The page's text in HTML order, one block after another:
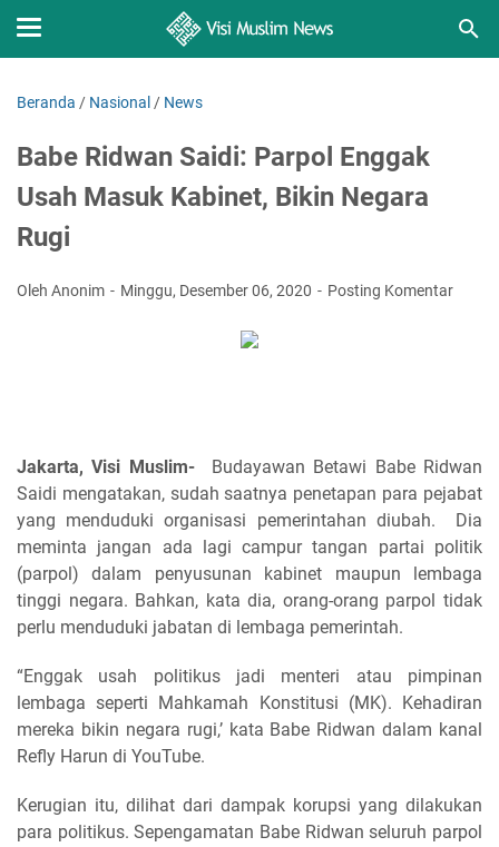
Beranda / Nasional / News
Babe Ridwan Saidi: Parpol Enggak
Usah Masuk Kabinet, Bikin Negara
Rugi
Oleh Anonim Minggu, Desember 06, 2020 Posting Komentar
Jakarta, Visi Muslim-Budayawan Betawi Babe Ridwan
Saidi mengatakan, sudah saatnya penetapan para pejabat
yang menduduki organisasi pemerintahan diubah. Dia
meminta jangan ada lagi campur tangan partai politik
(parpol) dalam penyusunan kabinet maupun lembaga
tinggi negara. Bahkan, kata dia, orang-orang parpol tidak
perlu menduduki jabatan di lembaga pemerintah.
“Enggak usah politikus jadi menteri atau pimpinan
lembaga seperti Mahkamah Konstitusi (MK). Kehadiran
mereka bikin negara rugi,’ kata Babe Ridwan dalam kanal
Refly Harun di YouTube.
Kerugian itu, dilihat dari dampak korupsi yang dilakukan
para politikus. Sepengamatan Babe Ridwan seluruh parpol